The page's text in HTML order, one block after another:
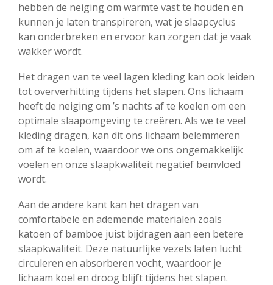
hebben de neiging om warmte vast te houden en
kunnen je laten transpireren, wat je slaapcyclus
kan onderbreken en ervoor kan zorgen dat je vaak
wakker wordt.
Het dragen van te veel lagen kleding kan ook leiden
tot oververhitting tijdens het slapen. Ons lichaam
heeft de neiging om ’s nachts af te koelen om een
optimale slaapomgeving te creëren. Als we te veel
kleding dragen, kan dit ons lichaam belemmeren
om af te koelen, waardoor we ons ongemakkelijk
voelen en onze slaapkwaliteit negatief beïnvloed
wordt.
Aan de andere kant kan het dragen van
comfortabele en ademende materialen zoals
katoen of bamboe juist bijdragen aan een betere
slaapkwaliteit. Deze natuurlijke vezels laten lucht
circuleren en absorberen vocht, waardoor je
lichaam koel en droog blijft tijdens het slapen.